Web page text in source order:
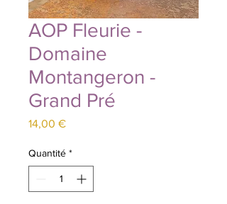
AOP Fleurie -
Domaine
Montangeron -
Grand Pré
14,00 €Prix
Quantité *